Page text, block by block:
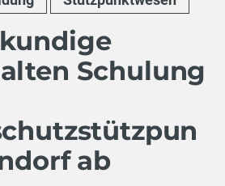
Schulung
ab